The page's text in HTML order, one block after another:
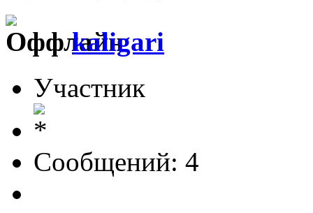
kaligari
Участник
Сообщений: 4